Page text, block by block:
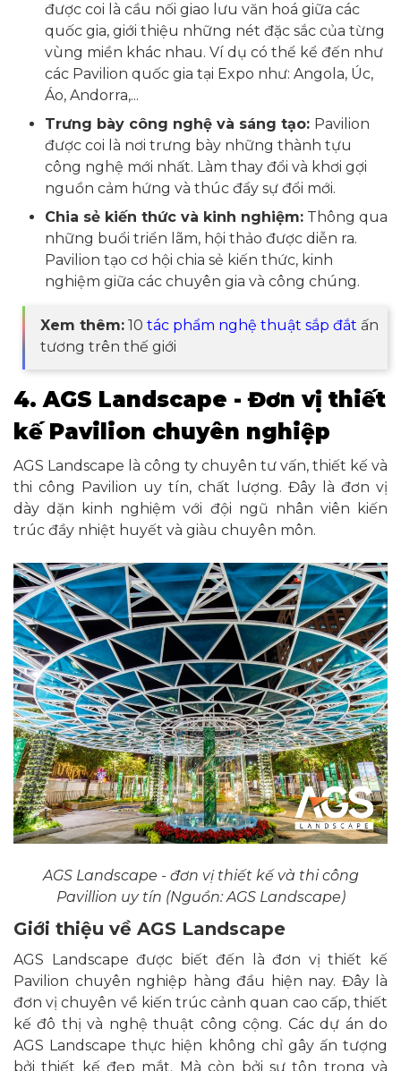
được coi là cầu nối giao lưu văn hoá giữa các
quốc gia, giới thiệu những nét đặc sắc của từng
vùng miền khác nhau. Ví dụ có thể kể đến như
các Pavilion quốc gia tại Expo như: Angola, Úc,
Áo, Andorra,...
Trưng bày công nghệ và sáng tạo: Pavilion
được coi là nơi trưng bày những thành tựu
công nghệ mới nhất. Làm thay đổi và khơi gợi
nguồn cảm hứng và thúc đẩy sự đổi mới.
Chia sẻ kiến thức và kinh nghiệm: Thông qua
những buổi triển lãm, hội thảo được diễn ra.
Pavilion tạo cơ hội chia sẻ kiến thức, kinh
nghiệm giữa các chuyên gia và công chúng.
Xem thêm: 10 tác phẩm nghệ thuật sắp đắt ấn
tương trên thế giới
4. AGS Landscape - Đơn vị thiết
kế Pavilion chuyên nghiệp
AGS Landscape là công ty chuyên tư vấn, thiết kế và
thi công Pavilion uy tín, chất lượng. Đây là đơn vị
dày dặn kinh nghiệm với đội ngũ nhân viên kiến
trúc đầy nhiệt huyết và giàu chuyên môn.
AGS Landscape - đơn vị thiết kế và thi công
Pavillion uy tín (Nguồn: AGS Landscape)
Giới thiệu về AGS Landscape
AGS Landscape được biết đến là đơn vị thiết kế
Pavilion chuyên nghiệp hàng đầu hiện nay. Đây là
đơn vị chuyên về kiến trúc cảnh quan cao cấp, thiết
kế đô thị và nghệ thuật công cộng. Các dự án do
AGS Landscape thực hiện không chỉ gây ấn tượng
bởi thiết kế đẹp mắt. Mà còn bởi sự tôn trọng và